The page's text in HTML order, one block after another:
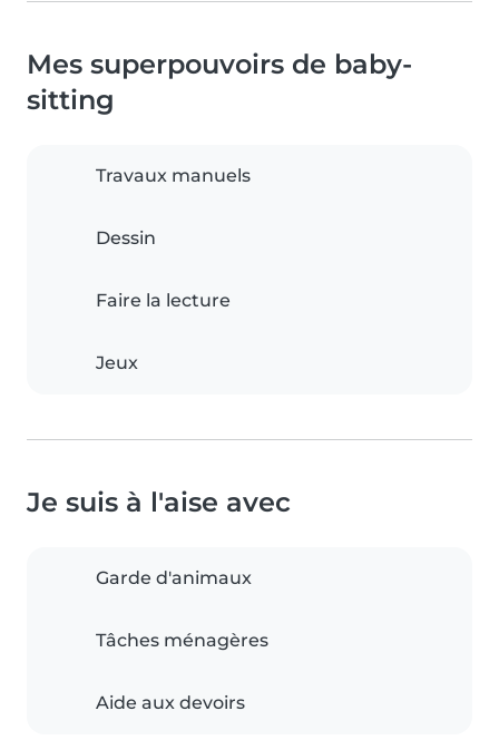
Mes superpouvoirs de baby-
sitting
Travaux manuels
Dessin
Faire la lecture
Jeux
Je suis à l'aise avec
Garde d'animaux
Tâches ménagères
Aide aux devoirs